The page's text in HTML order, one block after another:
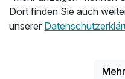
Dort finden Sie auch
unserer